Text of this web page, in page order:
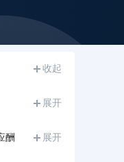
收起
展开
酬
展开